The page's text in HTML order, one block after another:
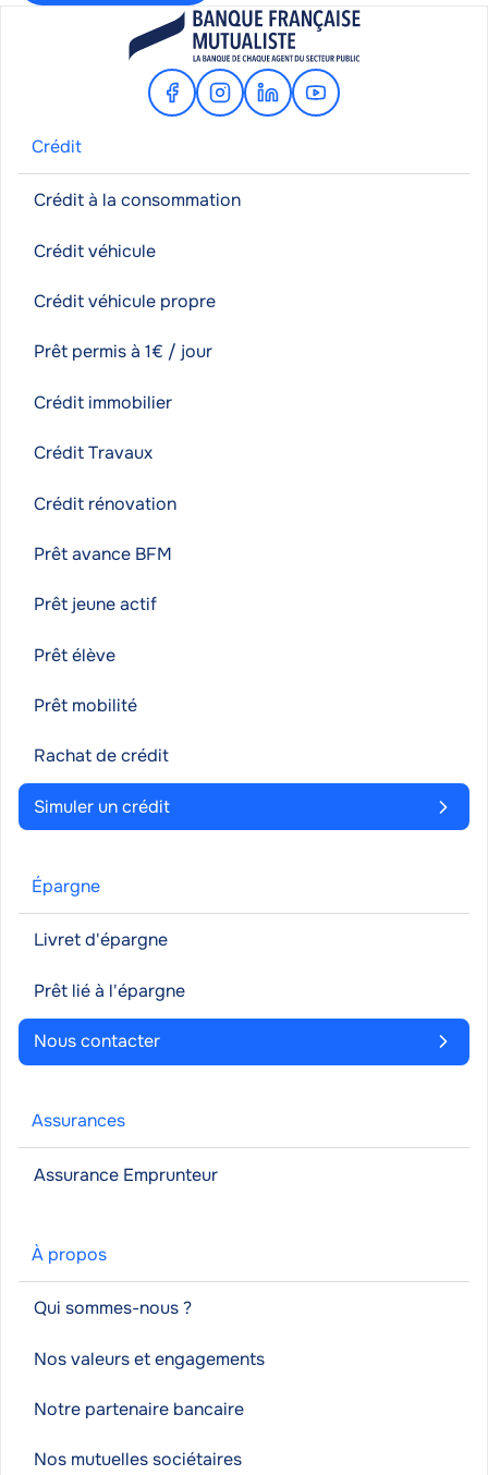
FacebookInstagram
LinkedinYoutube
Crédit
Crédit à la consommation
Crédit véhicule
Crédit véhicule propre
Prêt permis à 1€ / jour
Crédit immobilier
Crédit Travaux
Crédit rénovation
Prêt avance BFM
Prêt jeune actif
Prêt élève
Prêt mobilité
Rachat de crédit
Simuler un crédit
Épargne
Livret d'épargne
Prêt lié à l'épargne
Nous contacter
Assurances
Assurance Emprunteur
À propos
Qui sommes-nous ?
Nos valeurs et engagements
Notre partenaire bancaire
Nos mutuelles sociétaires